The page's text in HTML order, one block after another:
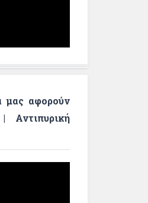
μας αφορούν
Αντιπυρική